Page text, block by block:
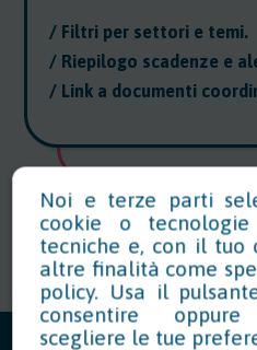
/ Filtri per settori e temi.
/ Riepilogo scadenze e
/ Link a documenti
Noi e terze parti
cookie o
tecniche e, con il tuo
altre finalità come
policy. Usa il
consentire
scegliere le tue